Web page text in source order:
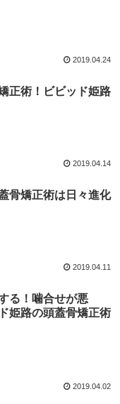
2019.04.24
正術！ビビッド姫路
2019.04.14
骨矯正術は日々進化
2019.04.11
る！噛合せが悪
姫路の頭蓋骨矯正術
2019.04.02